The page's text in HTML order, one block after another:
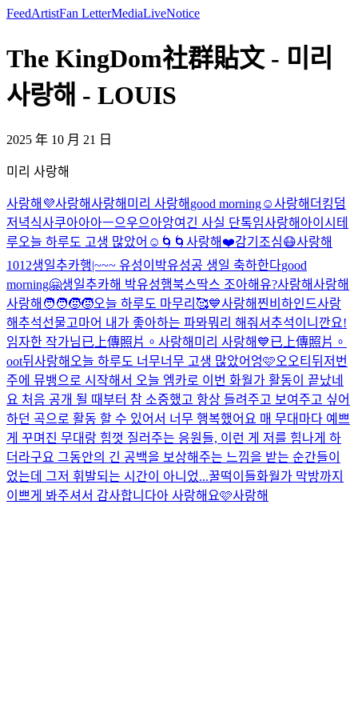
FeedArtistFan LetterMediaLiveNotice
The KingDom社群貼文 - 미리
사랑해 - LOUIS
2025 年 10 月 21 日
미리 사랑해
사랑해 💜사랑해사랑해 미리 사랑해 good morning☺️사랑해 더킹덤
저녁식사쿠아아아ㅡ으우으아앙여긴 사실 단톡임사랑해 아이시테
루오늘 하루도 고생 많았어☺️ 🌀🌀 사랑해 ❤️감기조심😷사랑해
1012생일추카행|~~~ 유성이 박유성공 생일 축하한다good
morning🤗생일추카해 박유성햄북스딱스 조아해유?사랑해사랑해
사랑해 🧑‍🧑‍🧒‍🧒오늘 하루도 마무리🥰💙사랑해찐비하인드사랑
해추석선물고마어 내가 좋아하는 파뫄뭐리 해줘서추석이니깐요!
임자한 작가님已上傳照片。 사랑해 미리 사랑해 💙已上傳照片。
oot뒤 사랑해 오늘 하루도 너무너무 고생 많았어엉🩷오오티뒤 저번
주에 뮤뱅으로 시작해서 오늘 엠카로 이번 화월가 활동이 끝났네
요 처음 공개 될 때부터 참 소중했고 항상 들려주고 보여주고 싶어
하던 곡으로 활동 할 수 있어서 너무 행복했어요 매 무대마다 예쁘
게 꾸며진 무대랑 힘껏 질러주는 응원들, 이런 게 저를 힘나게 하
더라구요 그동안의 긴 공백을 보상해주는 느낌을 받는 순간들이
었는데 그저 휘발되는 시간이 아니었...꿀떡이들화월가 막방까지
이쁘게 봐주셔서 감사합니다아 사랑해요🩷사랑해